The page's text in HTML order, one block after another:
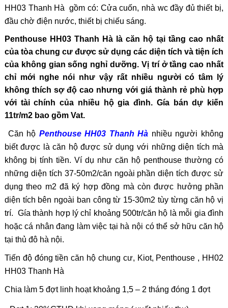
HH03 Thanh Hà gồm có: Cửa cuốn, nhà wc đầy đủ thiết bị,
đầu chờ điện nước, thiết bị chiếu sáng.
Penthouse HH03 Thanh Hà là căn hộ tại tầng cao nhất
của tòa chung cư được sử dụng các diện tích và tiện ích
của không gian sống nghỉ dưỡng. Vị trí ở tầng cao nhất
chỉ mới nghe nói như vậy rất nhiều người có tâm lý
không thích sợ độ cao nhưng với giá thành rẻ phù hợp
với tài chính của nhiều hộ gia đình. Gía bán dự kiến
11tr/m2 bao gồm Vat.
Căn hộ Penthouse HH03 Thanh Hà nhiều người không
biết được là căn hộ được sử dụng với những diện tích mà
không bị tính tiền. Ví dụ như căn hộ penthouse thường có
những diện tích 37-50m2/căn ngoài phần diện tích được sử
dụng theo m2 đã ký hợp đồng mà còn được hưởng phần
diện tích bên ngoài ban công từ 15-30m2 tùy từng căn hộ vị
trí. Gía thành hợp lý chỉ khoảng 500tr/căn hộ là mỗi gia đình
hoặc cá nhân đang làm việc tại hà nội có thể sở hữu căn hộ
tại thủ đô hà nội.
Tiến độ đóng tiền căn hộ chung cư, Kiot, Penthouse , HH02
HH03 Thanh Hà
Chia làm 5 đợt linh hoạt khoảng 1,5 – 2 tháng đóng 1 đợt